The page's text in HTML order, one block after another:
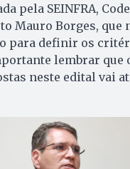
pela SEINFRA,
Mauro Borges, que
para definir os
lembrar que
neste edital vai